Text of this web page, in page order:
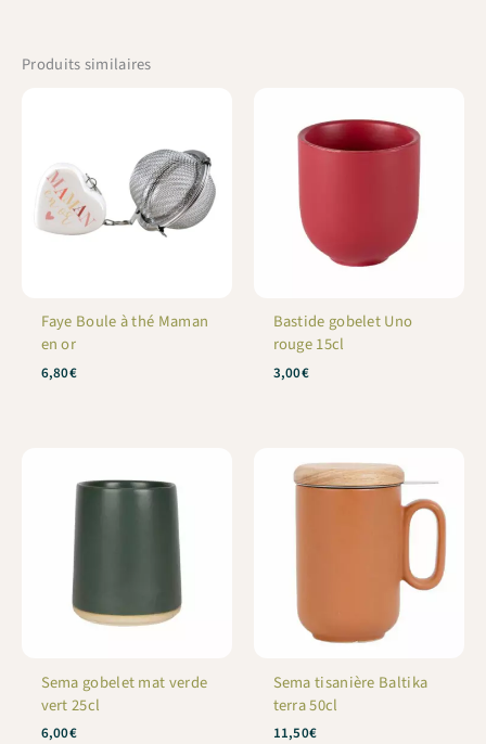
Produits similaires
Faye Boule à thé Maman
en or
6,80€
Bastide gobelet Uno
rouge 15cl
3,00€
Sema gobelet mat verde
vert 25cl
6,00€
Sema tisanière Baltika
terra 50cl
11,50€